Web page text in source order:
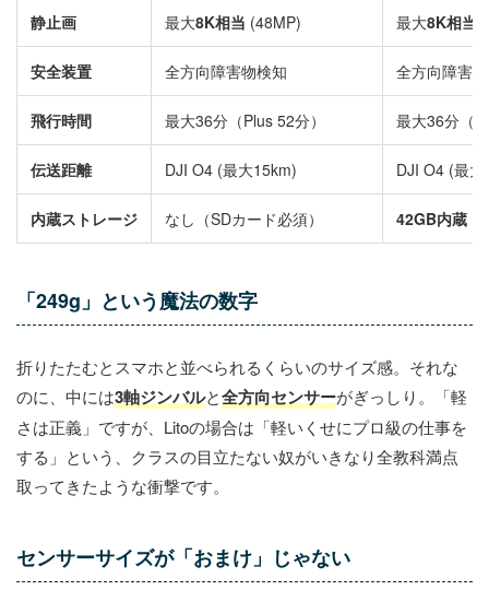
静止画 最大8K相当 (48MP) 最大8K相当
安全装置 全方向障害物検知 全方向障害
飛行時間 最大36分（Plus 52分） 最大36分（
伝送距離 DJI O4 (最大15km) DJI O4 (最
内蔵ストレージ なし（SDカード必須） 42GB内蔵
「249g」という魔法の数字
折りたたむとスマホと並べられるくらいのサイズ感。それな
のに、中には3軸ジンバルと全方向センサーがぎっしり。「軽
さは正義」ですが、Litoの場合は「軽いくせにプロ級の仕事を
する」という、クラスの目立たない奴がいきなり全教科満点
取ってきたような衝撃です。
センサーサイズが「おまけ」じゃない